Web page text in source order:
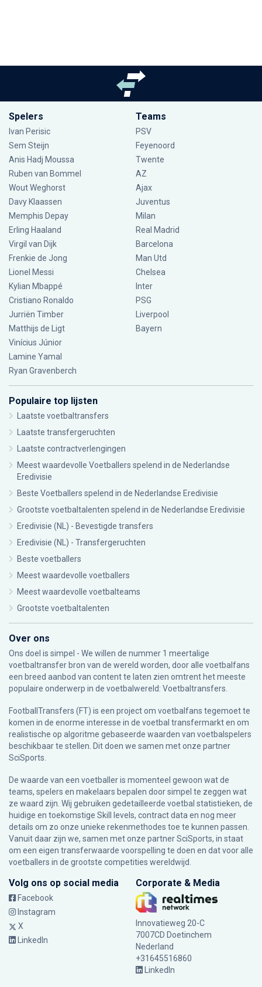
Spelers
Ivan Perisic
Sem Steijn
Anis Hadj Moussa
Ruben van Bommel
Wout Weghorst
Davy Klaassen
Memphis Depay
Erling Haaland
Virgil van Dijk
Frenkie de Jong
Lionel Messi
Kylian Mbappé
Cristiano Ronaldo
Jurriën Timber
Matthijs de Ligt
Vinícius Júnior
Lamine Yamal
Ryan Gravenberch
Teams
PSV
Feyenoord
Twente
AZ
Ajax
Juventus
Milan
Real Madrid
Barcelona
Man Utd
Chelsea
Inter
PSG
Liverpool
Bayern
Populaire top lijsten
Laatste voetbaltransfers
Laatste transfergeruchten
Laatste contractverlengingen
Meest waardevolle Voetballers spelend in de Nederlandse
Eredivisie
Beste Voetballers spelend in de Nederlandse Eredivisie
Grootste voetbaltalenten spelend in de Nederlandse Eredivisie
Eredivisie (NL) - Bevestigde transfers
Eredivisie (NL) - Transfergeruchten
Beste voetballers
Meest waardevolle voetballers
Meest waardevolle voetbalteams
Grootste voetbaltalenten
Over ons
Ons doel is simpel - We willen de nummer 1 meertalige
voetbaltransfer bron van de wereld worden, door alle voetbalfans
een breed aanbod van content te laten zien omtrent het meeste
populaire onderwerp in de voetbalwereld: Voetbaltransfers.
FootballTransfers (FT) is een project om voetbalfans tegemoet te
komen in de enorme interesse in de voetbal transfermarkt en om
realistische op algoritme gebaseerde waarden van voetbalspelers
beschikbaar te stellen. Dit doen we samen met onze partner
SciSports
De waarde van een voetballer is momenteel gewoon wat de
teams, spelers en makelaars bepalen door simpel te zeggen wat
ze waard zijn. Wij gebruiken gedetailleerde voetbal statistieken, de
huidige en toekomstige Skill levels, contract data en nog meer
details om zo onze unieke rekenmethodes toe te kunnen passen.
Vanuit daar zijn we, samen met onze partner SciSports, in staat
om een eigen transferwaarde voorspelling te doen en dat voor alle
voetballers in de grootste competities wereldwijd.
Volg ons op social media
Facebook
Instagram
X
LinkedIn
Corporate & Media
Innovatieweg 20-C
7007CD Doetinchem
Nederland
+31645516860
LinkedIn